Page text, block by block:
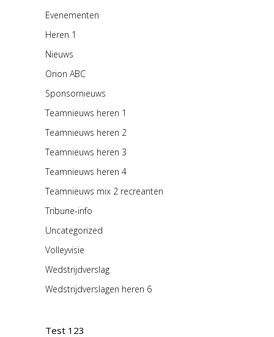
Evenementen
Heren 1
Nieuws
Orion ABC
Sponsornieuws
Teamnieuws heren 1
Teamnieuws heren 2
Teamnieuws heren 3
Teamnieuws heren 4
Teamnieuws mix 2 recreanten
Tribune-info
Uncategorized
Volleyvisie
Wedstrijdverslag
Wedstrijdverslagen heren 6
Test 123